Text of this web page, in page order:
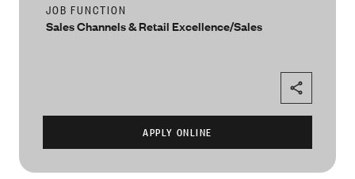
JOB FUNCTION
Sales Channels & Retail Excellence/Sales